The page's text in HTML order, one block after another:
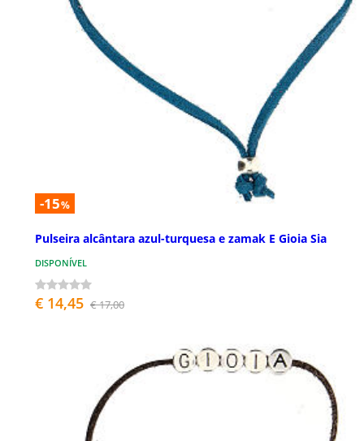
-15%
Pulseira alcântara azul-turquesa e zamak E Gioia Sia
DISPONÍVEL
€ 14,45 € 17,00